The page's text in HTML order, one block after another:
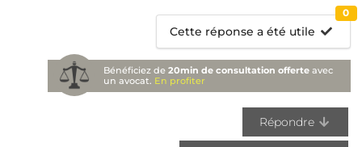
Cette réponse a été utile
0
Bénéficiez de20min de consultation offerte avec
un avocat. En profiter
Répondre